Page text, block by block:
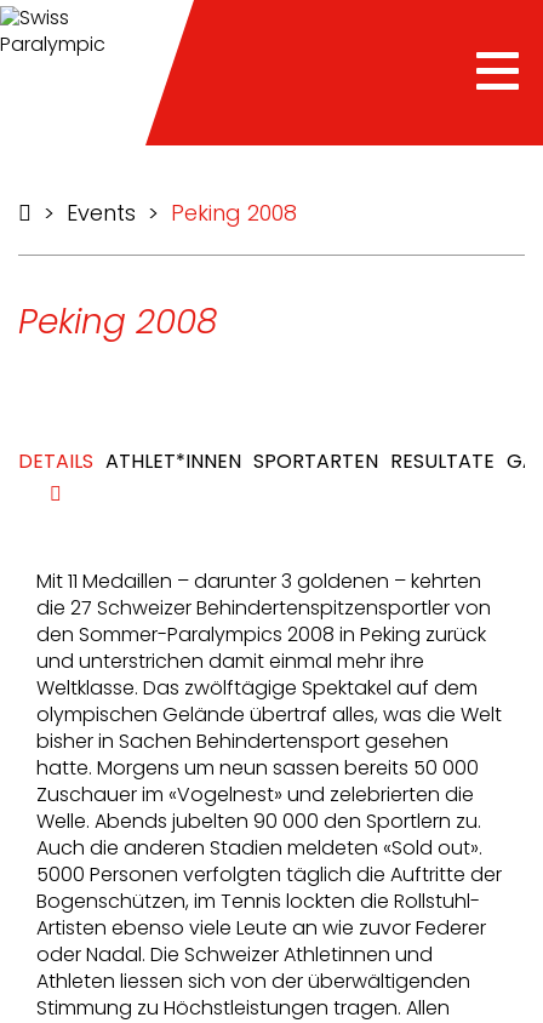
> Events > Peking 2008
Peking 2008
DETAILS ATHLET*INNEN SPORTARTEN RESULTATE
Mit 11 Medaillen – darunter 3 goldenen – kehrten
die 27 Schweizer Behindertenspitzensportler von
den Sommer-Paralympics 2008 in Peking zurück
und unterstrichen damit einmal mehr ihre
Weltklasse. Das zwölftägige Spektakel auf dem
olympischen Gelände übertraf alles, was die Welt
bisher in Sachen Behindertensport gesehen
hatte. Morgens um neun sassen bereits 50 000
Zuschauer im «Vogelnest» und zelebrierten die
Welle. Abends jubelten 90 000 den Sportlern zu.
Auch die anderen Stadien meldeten «Sold out».
5000 Personen verfolgten täglich die Auftritte der
Bogenschützen, im Tennis lockten die Rollstuhl-
Artisten ebenso viele Leute an wie zuvor Federer
oder Nadal. Die Schweizer Athletinnen und
Athleten liessen sich von der überwältigenden
Stimmung zu Höchstleistungen tragen. Allen